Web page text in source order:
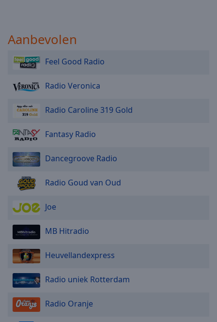
Aanbevolen
Feel Good Radio
Radio Veronica
Radio Caroline 319 Gold
Fantasy Radio
Dancegroove Radio
Radio Goud van Oud
Joe
MB Hitradio
Heuvellandexpress
Radio uniek Rotterdam
Radio Oranje